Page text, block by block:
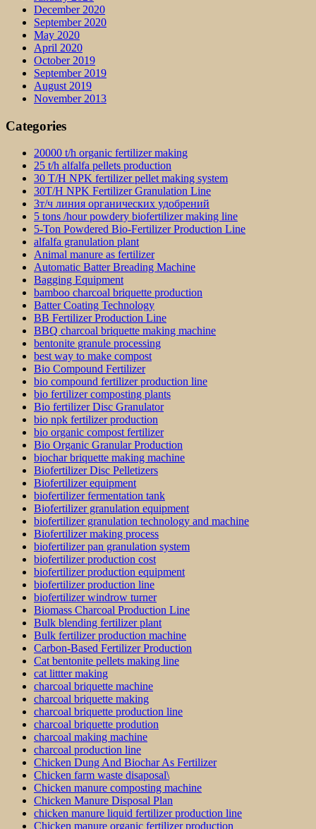
December 2020
September 2020
May 2020
April 2020
October 2019
September 2019
August 2019
November 2013
Categories
20000 t/h organic fertilizer making
25 t/h alfalfa pellets production
30 T/H NPK fertilizer pellet making system
30T/H NPK Fertilizer Granulation Line
3т/ч линия органических удобрений
5 tons /hour powdery biofertilizer making line
5-Ton Powdered Bio-Fertilizer Production Line
alfalfa granulation plant
Animal manure as fertilizer
Automatic Batter Breading Machine
Bagging Equipment
bamboo charcoal briquette production
Batter Coating Technology
BB Fertilizer Production Line
BBQ charcoal briquette making machine
bentonite granule processing
best way to make compost
Bio Compound Fertilizer
bio compound fertilizer production line
bio fertilizer composting plants
Bio fertilizer Disc Granulator
bio npk fertilizer production
bio organic compost fertilizer
Bio Organic Granular Production
biochar briquette making machine
Biofertilizer Disc Pelletizers
Biofertilizer equipment
biofertilizer fermentation tank
Biofertilizer granulation equipment
biofertilizer granulation technology and machine
Biofertilizer making process
biofertilizer pan granulation system
biofertilizer production cost
biofertilizer production equipment
biofertilizer production line
biofertilizer windrow turner
Biomass Charcoal Production Line
Bulk blending fertilizer plant
Bulk fertilizer production machine
Carbon-Based Fertilizer Production
Cat bentonite pellets making line
cat littter making
charcoal briquette machine
charcoal briquette making
charcoal briquette production line
charcoal briquette prodution
charcoal making machine
charcoal production line
Chicken Dung And Biochar As Fertilizer
Chicken farm waste disaposal\
Chicken manure composting machine
Chicken Manure Disposal Plan
chicken manure liquid fertilizer production line
Chicken manure organic fertilizer production